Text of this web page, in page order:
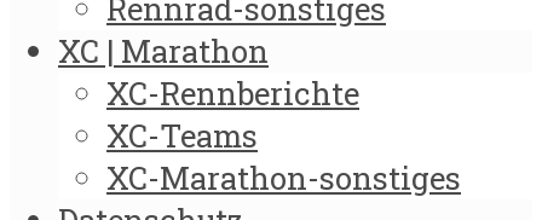
XC | Marathon
XC-Rennberichte
XC-Teams
XC-Marathon-sonstiges